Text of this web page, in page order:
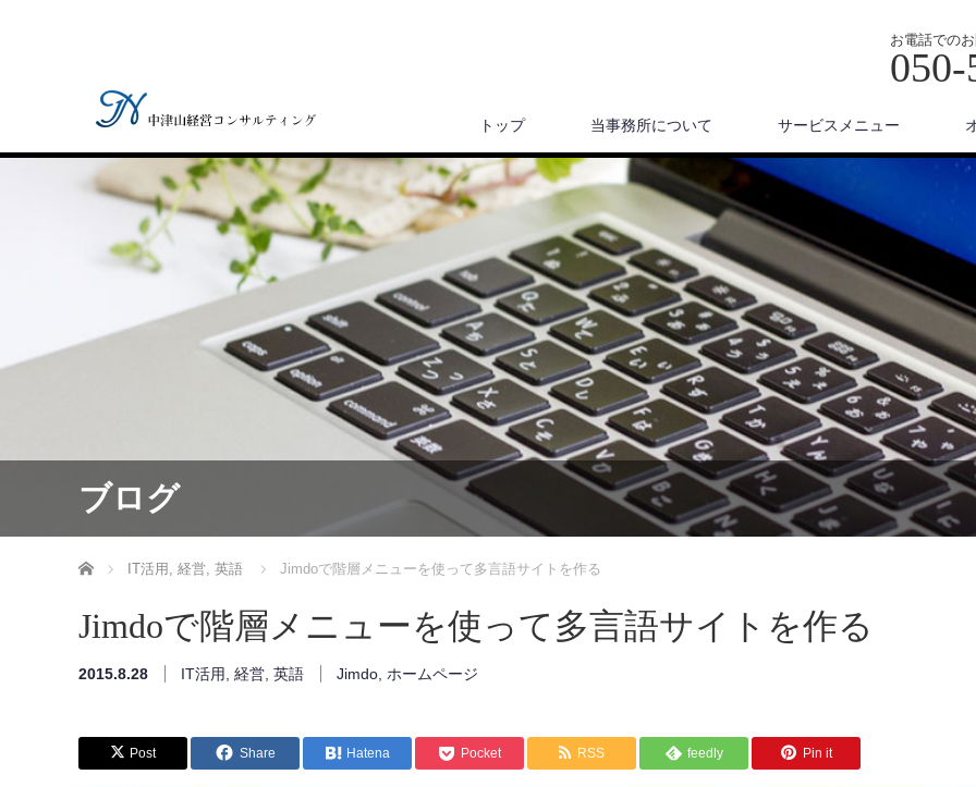
お電話での
トップ 当事務所について サービスメニュー
ブログ
ホーム IT活用 経営 英語 Jimdoで階層メニューを使って多言語サイトを作る
Jimdoで階層メニューを使って多言語サイトを作る
2015.8.28 IT活用 経営 英語 Jimdo ホームページ
Post Share Hatena Pocket RSS feedly Pin it